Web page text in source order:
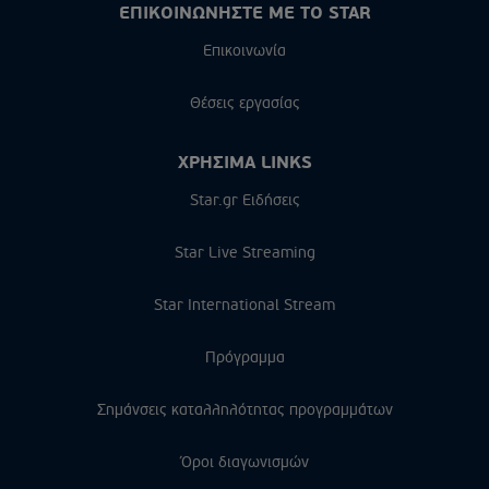
ΕΠΙΚΟΙΝΩΝΗΣΤΕ ΜΕ ΤΟ STAR
Επικοινωνία
Θέσεις εργασίας
ΧΡΗΣΙΜΑ LINKS
Star.gr Ειδήσεις
Star Live Streaming
Star International Stream
Πρόγραμμα
Σημάνσεις καταλληλότητας προγραμμάτων
Όροι διαγωνισμών